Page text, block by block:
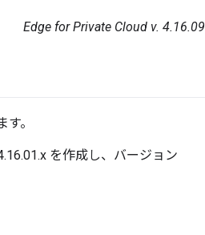
Edge for Private Cloud v. 4.16.09
。
を作成し、バージョン